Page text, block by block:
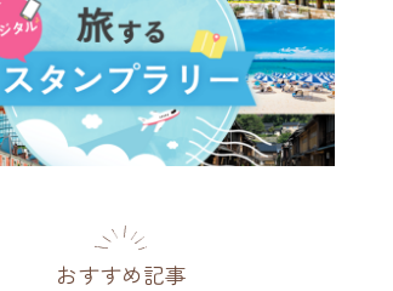
おすすめ記事